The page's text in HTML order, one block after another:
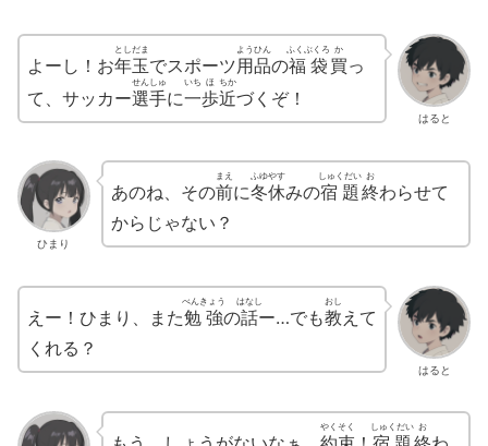
はると
よーし！お年玉
としだま
でスポーツ用品
ようひん
の福袋
ふくぶくろ
買
か
っ
て、サッカー選手
せんしゅ
に一
いち
歩
ほ
近
ちか
づくぞ！
ひまり
あのね、その前
まえ
に冬休
ふゆやす
みの宿題
しゅくだい
終
お
わらせて
からじゃない？
はると
えー！ひまり、また勉強
べんきょう
の話
はなし
ー…でも教
おし
えて
くれる？
やくそく しゅくだい お